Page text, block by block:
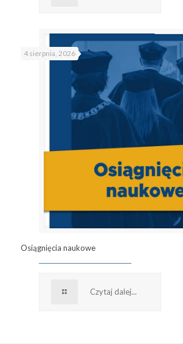
4 sierpnia, 2026
Osiągnięcia naukowe
Czytaj dalej...